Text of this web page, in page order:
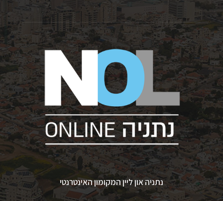
נתניה און ליין המקומון האינטרנטי